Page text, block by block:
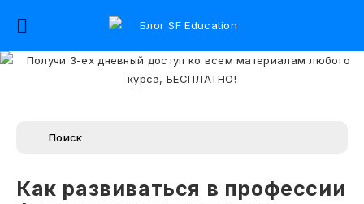
Как развиваться в профессии